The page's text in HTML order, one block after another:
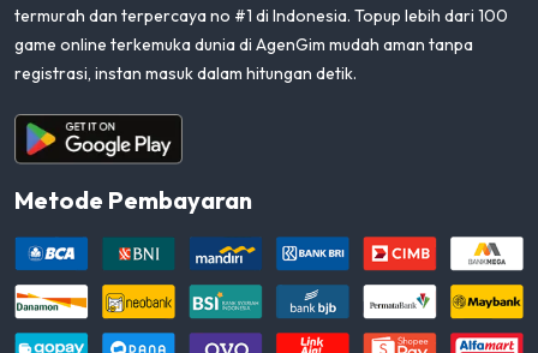
termurah dan terpercaya no #1 di Indonesia. Topup lebih dari 100
game online terkemuka dunia di AgenGim mudah aman tanpa
registrasi, instan masuk dalam hitungan detik.
Aplikasi Android
Metode Pembayaran